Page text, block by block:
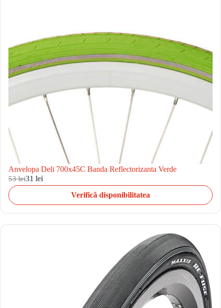
Anvelopa Deli 700x45C Banda Reflectorizanta Verde
53 lei31 lei
Verifică disponibilitatea